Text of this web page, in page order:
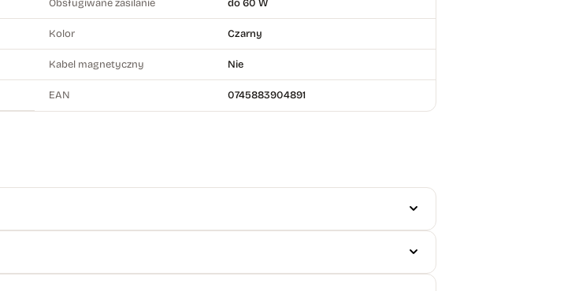
Obsługiwane zasilanie do 60 W
Kolor Czarny
Kabel magnetyczny Nie
EAN 0745883904891